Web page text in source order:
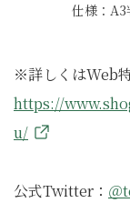
仕様：
※詳しくはWeb
https://
u/
公式Twitter： ＠